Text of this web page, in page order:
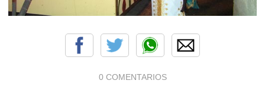
0 COMENTARIOS